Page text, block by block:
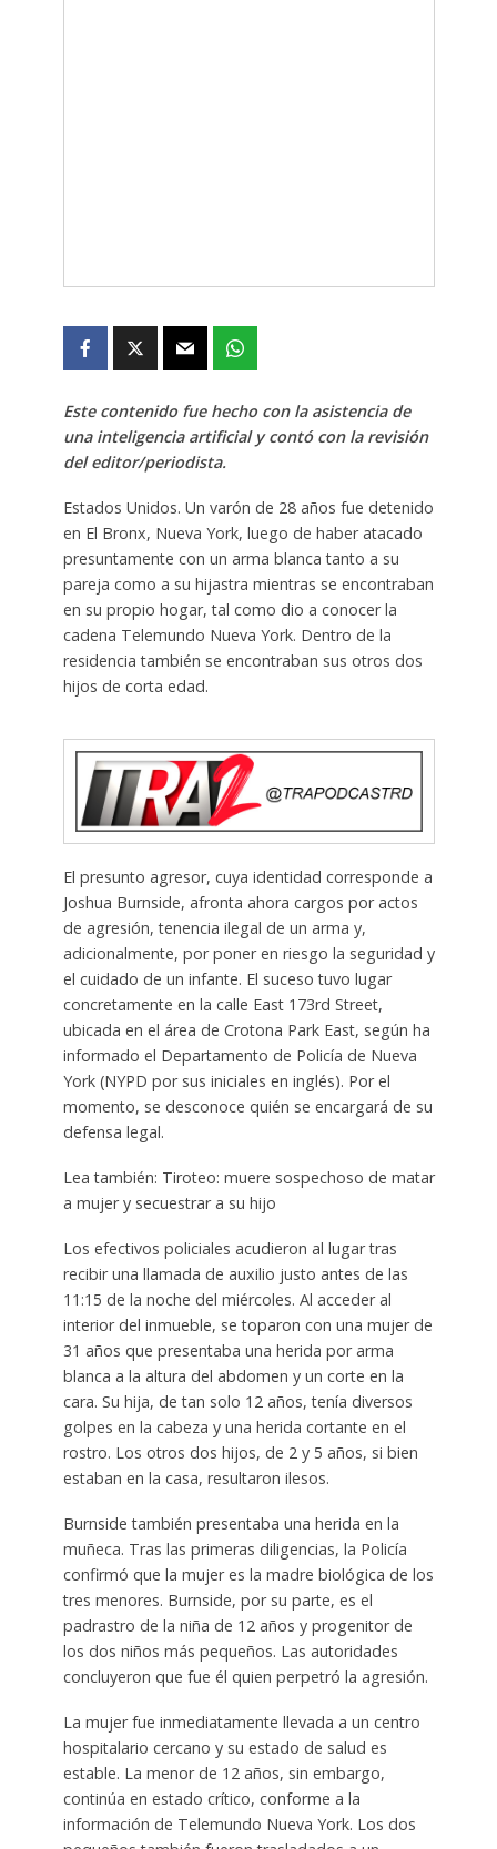
Este contenido fue hecho con la asistencia de
una inteligencia artificial y contó con la revisión
del editor/periodista.
Estados Unidos. Un varón de 28 años fue detenido
en El Bronx, Nueva York, luego de haber atacado
presuntamente con un arma blanca tanto a su
pareja como a su hijastra mientras se encontraban
en su propio hogar, tal como dio a conocer la
cadena Telemundo Nueva York. Dentro de la
residencia también se encontraban sus otros dos
hijos de corta edad.
El presunto agresor, cuya identidad corresponde a
Joshua Burnside, afronta ahora cargos por actos
de agresión, tenencia ilegal de un arma y,
adicionalmente, por poner en riesgo la seguridad y
el cuidado de un infante. El suceso tuvo lugar
concretamente en la calle East 173rd Street,
ubicada en el área de Crotona Park East, según ha
informado el Departamento de Policía de Nueva
York (NYPD por sus iniciales en inglés). Por el
momento, se desconoce quién se encargará de su
defensa legal.
Lea también: Tiroteo: muere sospechoso de matar
a mujer y secuestrar a su hijo
Los efectivos policiales acudieron al lugar tras
recibir una llamada de auxilio justo antes de las
11:15 de la noche del miércoles. Al acceder al
interior del inmueble, se toparon con una mujer de
31 años que presentaba una herida por arma
blanca a la altura del abdomen y un corte en la
cara. Su hija, de tan solo 12 años, tenía diversos
golpes en la cabeza y una herida cortante en el
rostro. Los otros dos hijos, de 2 y 5 años, si bien
estaban en la casa, resultaron ilesos.
Burnside también presentaba una herida en la
muñeca. Tras las primeras diligencias, la Policía
confirmó que la mujer es la madre biológica de los
tres menores. Burnside, por su parte, es el
padrastro de la niña de 12 años y progenitor de
los dos niños más pequeños. Las autoridades
concluyeron que fue él quien perpetró la agresión.
La mujer fue inmediatamente llevada a un centro
hospitalario cercano y su estado de salud es
estable. La menor de 12 años, sin embargo,
continúa en estado crítico, conforme a la
información de Telemundo Nueva York. Los dos